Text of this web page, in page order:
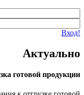
Вход!
Актуально
готовой продукции